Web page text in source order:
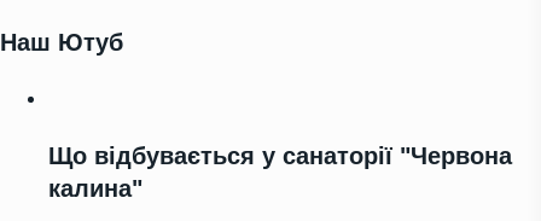
Наш Ютуб
Що відбувається у санаторії "Червона
калина"